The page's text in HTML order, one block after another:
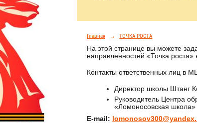
Главная → ТОЧКА РОСТА
На этой странице вы можете
направленностей «Точка
Контакты ответственных лиц в
Директор школы Штанг
Руководитель Центра
«Ломоносовская
E-mail: